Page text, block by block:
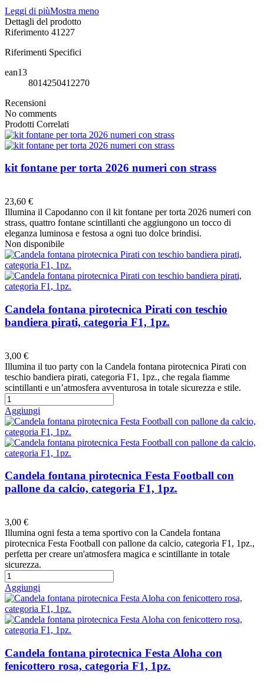
Leggi di piùMostra meno
Dettagli del prodotto
Riferimento 41227
Riferimenti Specifici
ean13
8014250412270
Recensioni
No comments
Prodotti Correlati
kit fontane per torta 2026 numeri con strass
23,60 €
Illumina il Capodanno con il kit fontane per torta 2026 numeri con
strass, quattro fontane scintillanti che aggiungono un tocco di
eleganza luminosa e festosa a ogni tuo dolce brindisi.
Non disponibile
Candela fontana pirotecnica Pirati con teschio
bandiera pirati, categoria F1, 1pz.
3,00 €
Illumina il tuo party con la Candela fontana pirotecnica Pirati con
teschio bandiera pirati, categoria F1, 1pz., che regala fiamme
scintillanti e un’atmosfera avventurosa in totale sicurezza e stile.
Aggiungi
Candela fontana pirotecnica Festa Football con
pallone da calcio, categoria F1, 1pz.
3,00 €
Illumina ogni festa a tema sportivo con la Candela fontana
pirotecnica Festa Football con pallone da calcio, categoria F1, 1pz.,
perfetta per creare un'atmosfera magica e scintillante in totale
sicurezza.
Aggiungi
Candela fontana pirotecnica Festa Aloha con
fenicottero rosa, categoria F1, 1pz.